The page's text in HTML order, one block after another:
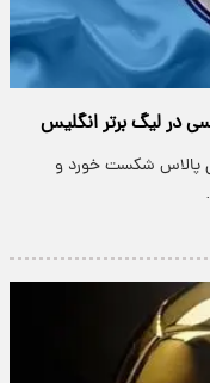
در لیگ برتر انگلیس
پالاس شکست خورد و